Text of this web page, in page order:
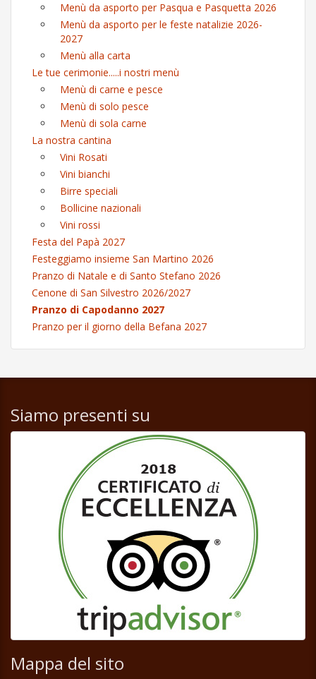
Menù da asporto per Pasqua e Pasquetta 2026
Menù da asporto per le feste natalizie 2026-
2027
Menù alla carta
Le tue cerimonie.....i nostri menù
Menù di carne e pesce
Menù di solo pesce
Menù di sola carne
La nostra cantina
Vini Rosati
Vini bianchi
Birre speciali
Bollicine nazionali
Vini rossi
Festa del Papà 2027
Festeggiamo insieme San Martino 2026
Pranzo di Natale e di Santo Stefano 2026
Cenone di San Silvestro 2026/2027
Pranzo di Capodanno 2027
Pranzo per il giorno della Befana 2027
Siamo presenti su
Mappa del sito